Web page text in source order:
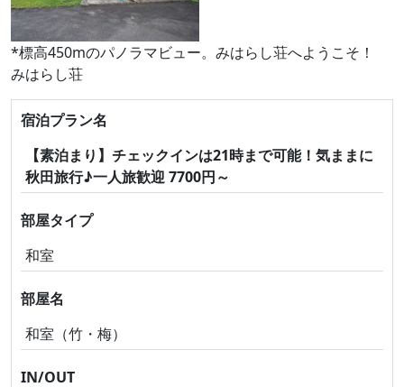
*標高450mのパノラマビュー。みはらし荘へようこそ！
みはらし荘
宿泊プラン名
【素泊まり】チェックインは21時まで可能！気ままに
秋田旅行♪一人旅歓迎 7700円～
部屋タイプ
和室
部屋名
和室（竹・梅）
IN/OUT